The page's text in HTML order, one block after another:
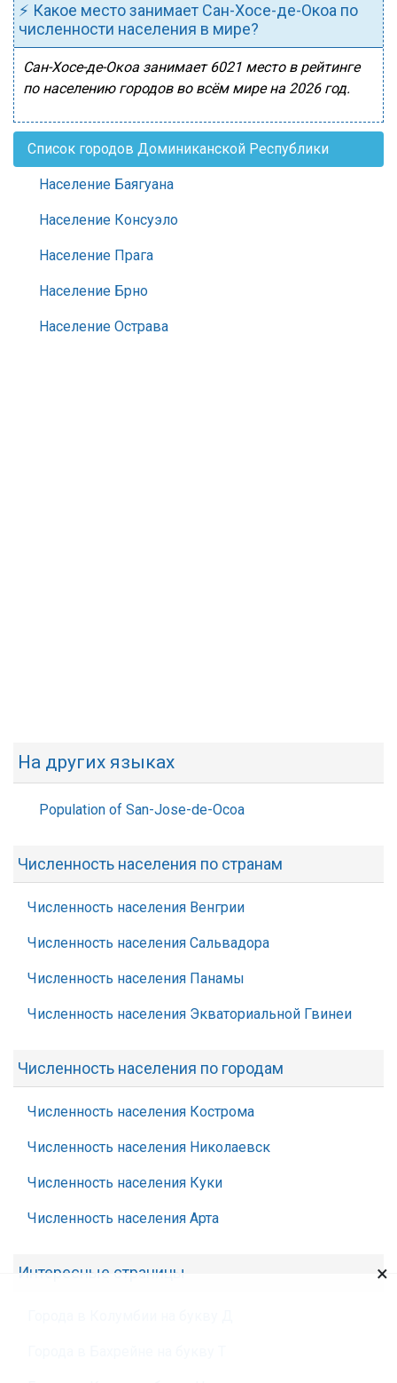
⚡ Какое место занимает Сан-Хосе-де-Окоа по
численности населения в мире?
Сан-Хосе-де-Окоа занимает 6021 место в рейтинге
по населению городов во всём мире на 2026 год.
Список городов Доминиканской Республики
Население Баягуана
Население Консуэло
Население Прага
Население Брно
Население Острава
На других языках
Population of San-Jose-de-Ocoa
Численность населения по странам
Численность населения Венгрии
Численность населения Сальвадора
Численность населения Панамы
Численность населения Экваториальной Гвинеи
Численность населения по городам
Численность населения Кострома
Численность населения Николаевск
Численность населения Куки
Численность населения Арта
Интересные страницы ×